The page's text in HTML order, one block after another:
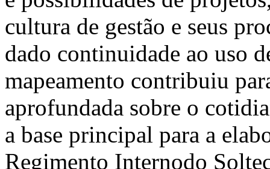
cultura de gestão e seus
dado continuidade ao uso
mapeamento contribuiu
aprofundada sobre o
a base principal para a
Regimento Internodo